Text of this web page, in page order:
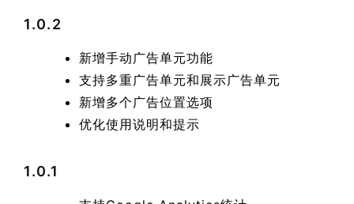
1.0.2
新增手动广告单元功能
支持多重广告单元和展示广告单元
新增多个广告位置选项
优化使用说明和提示
1.0.1